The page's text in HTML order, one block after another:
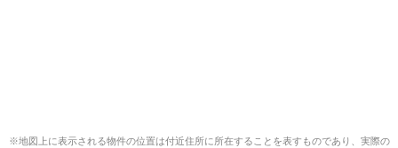
※地図上に表示される物件の位置は付近住所に所在することを表すものであり、実際の